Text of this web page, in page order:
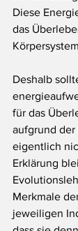
Diese
das
Deshalb
für das
aufgrund
eigentlich
Erklärung
Merkmale
jeweiligen